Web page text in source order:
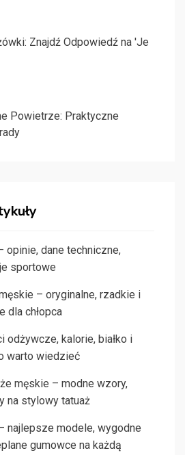
Znajdź Odpowiedź na 'Je
Powietrze: Praktyczne
opinie, dane techniczne,
sportowe
– oryginalne, rzadkie i
dla chłopca
odżywcze, kalorie, białko i
warto wiedzieć
męskie – modne wzory,
na stylowy tatuaż
najlepsze modele, wygodne
gumowce na każdą